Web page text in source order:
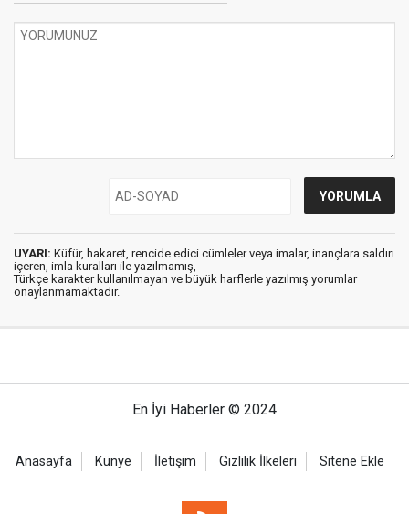
UYARI: Küfür, hakaret, rencide edici cümleler veya imalar, inançlara saldırı
içeren, imla kuralları ile yazılmamış,
Türkçe karakter kullanılmayan ve büyük harflerle yazılmış yorumlar
onaylanmamaktadır.
En İyi Haberler © 2024
Anasayfa Künye İletişim Gizlilik İlkeleri Sitene Ekle